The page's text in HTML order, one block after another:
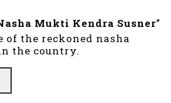
Mukti Kendra Susner”
of the reckoned nasha
the country.